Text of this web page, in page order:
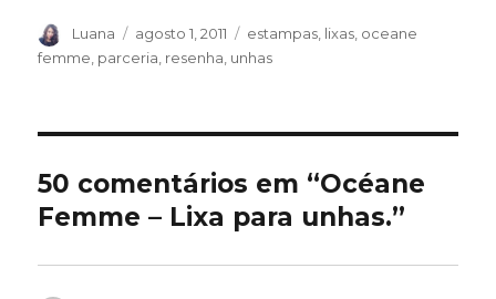
Autor
Luana
Publicado
em
agosto 1, 2011 Categorias
estampas, lixas, oceane
femme parceria resenha unhas
50 comentários em “Océane
Femme – Lixa para unhas.”